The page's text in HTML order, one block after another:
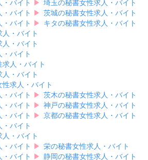
バイト ▶︎ 埼玉の秘書女性求人・バイト
バイト ▶︎ 茨城の秘書女性求人・バイト
バイト ▶︎ キタの秘書女性求人・バイト
・バイト
・バイト
バイト
人・バイト
・バイト
求人・バイト
バイト ▶︎ 茨木の秘書女性求人・バイト
バイト ▶︎ 神戸の秘書女性求人・バイト
バイト ▶︎ 京都の秘書女性求人・バイト
バイト
・バイト
バイト ▶︎ 栄の秘書女性求人・バイト
バイト ▶︎ 静岡の秘書女性求人・バイト